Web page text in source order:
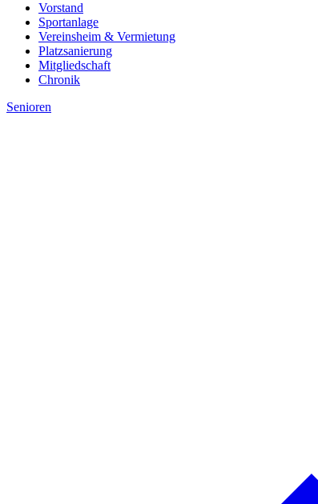
Vorstand
Sportanlage
Vereinsheim & Vermietung
Platzsanierung
Mitgliedschaft
Chronik
Senioren